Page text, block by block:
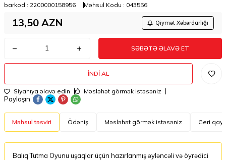
barkod : 2200000158956 Məhsul Kodu : 043556
13,50 AZN Qiymət Xəbərdarlığı
SƏBƏTƏ ƏLAVƏ ET
İNDI AL
Siyahıya əlavə edin Məsləhət görmək istəsəniz
Paylaşın
Məhsul təsviri Ödəniş Məsləhət görmək istəsəniz Geri
Balıq Tutma Oyunu uşaqlar üçün hazırlanmış əyləncəli və öyrədici